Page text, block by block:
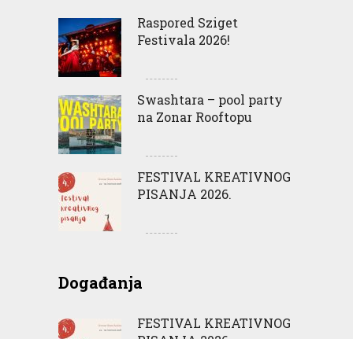
Raspored Sziget
Festivala 2026!
Swashtara – pool party
na Zonar Rooftopu
FESTIVAL KREATIVNOG
PISANJA 2026.
Događanja
FESTIVAL KREATIVNOG